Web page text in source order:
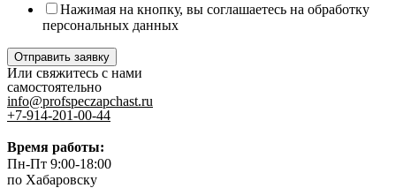
Нажимая на кнопку, вы соглашаетесь на обработку
персональных данных
Отправить заявку
Или свяжитесь с нами
самостоятельно
info@profspeczapchast.ru
+7-914-201-00-44
Время работы:
Пн-Пт 9:00-18:00
по Хабаровску